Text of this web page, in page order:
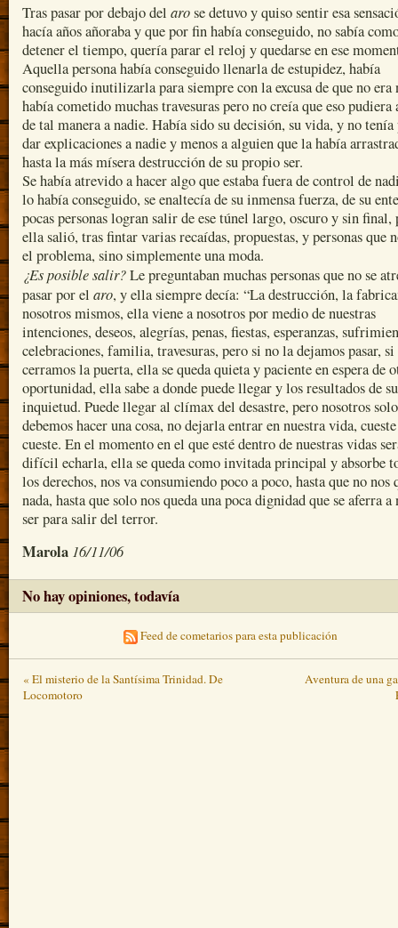
Tras pasar por debajo del arose detuvo y quiso sentir esa
hacía años añoraba y que por fin había conseguido, no sabía
detener el tiempo, quería parar el reloj y quedarse en ese
Aquella persona había conseguido llenarla de estupidez, había
conseguido inutilizarla para siempre con la excusa de que no era
había cometido muchas travesuras pero no creía que eso pudiera
de tal manera a nadie. Había sido su decisión, su vida, y no tenía
dar explicaciones a nadie y menos a alguien que la había
hasta la más mísera destrucción de su propio ser.
Se había atrevido a hacer algo que estaba fuera de control de
lo había conseguido, se enaltecía de su inmensa fuerza, de su
pocas personas logran salir de ese túnel largo, oscuro y sin final,
ella salió, tras fintar varias recaídas, propuestas, y personas que
el problema, sino simplemente una moda.
¿Es posible salir?Le preguntaban muchas personas que no se
pasar por el aro, y ella siempre decía: “La destrucción, la
nosotros mismos, ella viene a nosotros por medio de nuestras
intenciones, deseos, alegrías, penas, fiestas, esperanzas,
celebraciones, familia, travesuras, pero si no la dejamos pasar,
cerramos la puerta, ella se queda quieta y paciente en espera de
oportunidad, ella sabe a donde puede llegar y los resultados de su
inquietud. Puede llegar al clímax del desastre, pero nosotros solo
debemos hacer una cosa, no dejarla entrar en nuestra vida,
cueste. En el momento en el que esté dentro de nuestras vidas
difícil echarla, ella se queda como invitada principal y absorbe
los derechos, nos va consumiendo poco a poco, hasta que no nos
nada, hasta que solo nos queda una poca dignidad que se aferra a
ser para salir del terror.
Marola 16/11/06
No hay opiniones, todavía
Feed de cometarios para esta publicación
« El misterio de la Santísima Trinidad. De
Locomotoro
Aventura de una